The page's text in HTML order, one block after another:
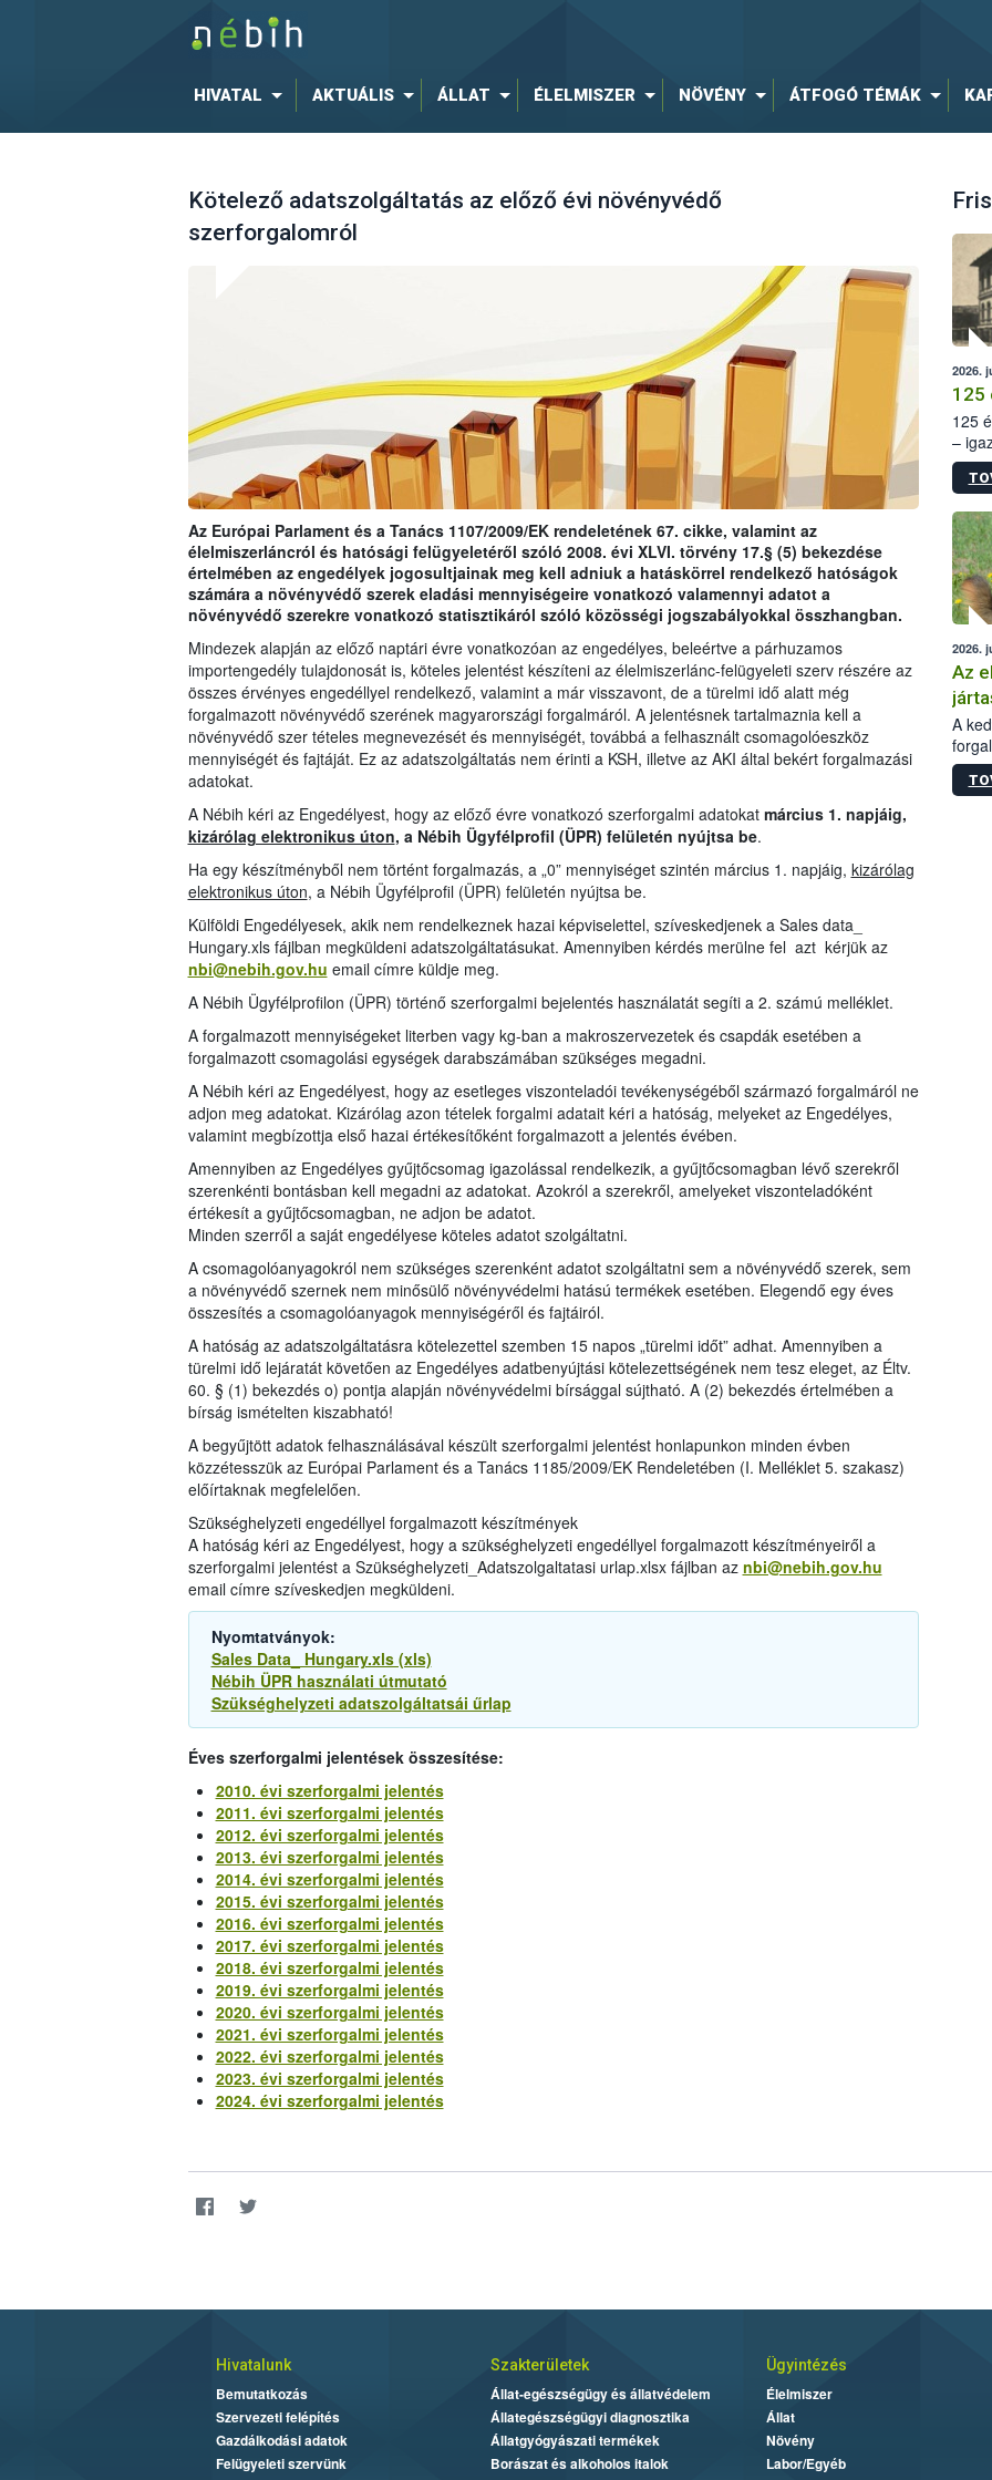
HIVATAL AKTUÁLIS ÁLLAT ÉLELMISZER NÖVÉNY ÁTFOGÓ TÉMÁK
Kötelező adatszolgáltatás az előző évi növényvédő
szerforgalomról
Az Európai Parlament és a Tanács 1107/2009/EK rendeletének 67. cikke, valamint az
élelmiszerláncról és hatósági felügyeletéről szóló 2008. évi XLVI. törvény 17.§ (5) bekezdése
értelmében az engedélyek jogosultjainak meg kell adniuk a hatáskörrel rendelkező hatóságok
számára a növényvédő szerek eladási mennyiségeire vonatkozó valamennyi adatot a
növényvédő szerekre vonatkozó statisztikáról szóló közösségi jogszabályokkal összhangban.
Mindezek alapján az előző naptári évre vonatkozóan az engedélyes, beleértve a párhuzamos
importengedély tulajdonosát is, köteles jelentést készíteni az élelmiszerlánc-felügyeleti szerv részére az
összes érvényes engedéllyel rendelkező, valamint a már visszavont, de a türelmi idő alatt még
forgalmazott növényvédő szerének magyarországi forgalmáról. A jelentésnek tartalmaznia kell a
növényvédő szer tételes megnevezését és mennyiségét, továbbá a felhasznált csomagolóeszköz
mennyiségét és fajtáját. Ez az adatszolgáltatás nem érinti a KSH, illetve az AKI által bekért forgalmazási
adatokat.
A Nébih kéri az Engedélyest, hogy az előző évre vonatkozó szerforgalmi adatokat március 1. napjáig,
kizárólag elektronikus úton, a Nébih Ügyfélprofil (ÜPR) felületén nyújtsa be.
Ha egy készítményből nem történt forgalmazás, a „0” mennyiséget szintén március 1. napjáig, kizárólag
elektronikus úton, a Nébih Ügyfélprofil (ÜPR) felületén nyújtsa be.
Külföldi Engedélyesek, akik nem rendelkeznek hazai képviselettel, szíveskedjenek a Sales data_
Hungary.xls fájlban megküldeni adatszolgáltatásukat. Amennyiben kérdés merülne fel azt kérjük az
nbi@nebih.gov.hu email címre küldje meg.
A Nébih Ügyfélprofilon (ÜPR) történő szerforgalmi bejelentés használatát segíti a 2. számú melléklet.
A forgalmazott mennyiségeket literben vagy kg-ban a makroszervezetek és csapdák esetében a
forgalmazott csomagolási egységek darabszámában szükséges megadni.
A Nébih kéri az Engedélyest, hogy az esetleges viszonteladói tevékenységéből származó forgalmáról ne
adjon meg adatokat. Kizárólag azon tételek forgalmi adatait kéri a hatóság, melyeket az Engedélyes,
valamint megbízottja első hazai értékesítőként forgalmazott a jelentés évében.
Amennyiben az Engedélyes gyűjtőcsomag igazolással rendelkezik, a gyűjtőcsomagban lévő szerekről
szerenkénti bontásban kell megadni az adatokat. Azokról a szerekről, amelyeket viszonteladóként
értékesít a gyűjtőcsomagban, ne adjon be adatot.
Minden szerről a saját engedélyese köteles adatot szolgáltatni.
A csomagolóanyagokról nem szükséges szerenként adatot szolgáltatni sem a növényvédő szerek, sem
a növényvédő szernek nem minősülő növényvédelmi hatású termékek esetében. Elegendő egy éves
összesítés a csomagolóanyagok mennyiségéről és fajtáiról.
A hatóság az adatszolgáltatásra kötelezettel szemben 15 napos „türelmi időt” adhat. Amennyiben a
türelmi idő lejáratát követően az Engedélyes adatbenyújtási kötelezettségének nem tesz eleget, az Éltv.
60. § (1) bekezdés o) pontja alapján növényvédelmi bírsággal sújtható. A (2) bekezdés értelmében a
bírság ismételten kiszabható!
A begyűjtött adatok felhasználásával készült szerforgalmi jelentést honlapunkon minden évben
közzétesszük az Európai Parlament és a Tanács 1185/2009/EK Rendeletében (I. Melléklet 5. szakasz)
előírtaknak megfelelően.
Szükséghelyzeti engedéllyel forgalmazott készítmények
A hatóság kéri az Engedélyest, hogy a szükséghelyzeti engedéllyel forgalmazott készítményeiről a
szerforgalmi jelentést a Szükséghelyzeti_Adatszolgaltatasi urlap.xlsx fájlban az nbi@nebih.gov.hu
email címre szíveskedjen megküldeni.
Nyomtatványok:
Sales Data_ Hungary.xls (xls)
Nébih ÜPR használati útmutató
Szükséghelyzeti adatszolgáltatsái űrlap
Éves szerforgalmi jelentések összesítése:
2010. évi szerforgalmi jelentés
2011. évi szerforgalmi jelentés
2012. évi szerforgalmi jelentés
2013. évi szerforgalmi jelentés
2014. évi szerforgalmi jelentés
2015. évi szerforgalmi jelentés
2016. évi szerforgalmi jelentés
2017. évi szerforgalmi jelentés
2018. évi szerforgalmi jelentés
2019. évi szerforgalmi jelentés
2020. évi szerforgalmi jelentés
2021. évi szerforgalmi jelentés
2022. évi szerforgalmi jelentés
2023. évi szerforgalmi jelentés
2024. évi szerforgalmi jelentés
2026.
125
125
–
15.
2026.
Az
A
Hivatalunk
Bemutatkozás
Szervezeti felépítés
Gazdálkodási adatok
Felügyeleti szervünk
Szakterületek
Állat-egészségügy és állatvédelem
Állategészségügyi diagnosztika
Állatgyógyászati termékek
Borászat és alkoholos italok
Ügyintézés
Élelmiszer
Állat
Növény
Labor/Egyéb